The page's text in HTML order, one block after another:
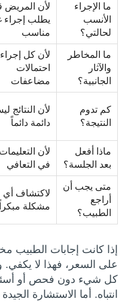
ما الإجراء
الأنسب
لحالتي؟
لأن المريض
يطلب إجراء
مناسب
ما المخاطر
والآثار
الجانبية؟
لأن كل
احتمالات
مضاعفات
كم تدوم
النتيجة؟
لأن النتائج
دائمة دائماً
ماذا أفعل
بعد الجلسة؟
لأن
في التعافي
متى يجب أن
أراجع
الطبيب؟
لاكتشاف أي
مشكلة مبكراً
إذا كانت إجابات الطبيب
على السعر، فهذا لا يكفي.
كل شيء دون فحص أو
انتباه. أما الاستشارة